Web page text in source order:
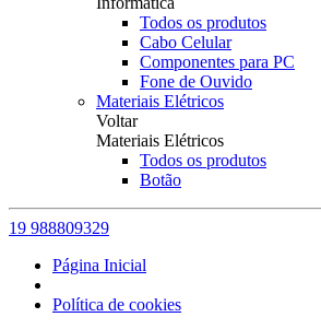
Todos os produtos
Cabo Celular
Componentes para PC
Fone de Ouvido
Materiais Elétricos
Voltar
Materiais Elétricos
Todos os produtos
Botão
19 988809329
Página Inicial
Política de cookies